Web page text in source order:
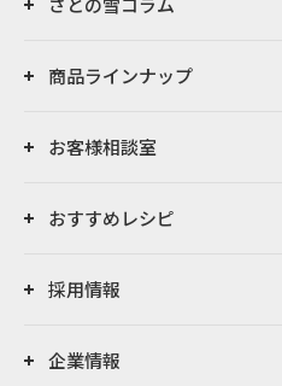
商品ラインナップ
お客様相談室
おすすめレシピ
採用情報
企業情報